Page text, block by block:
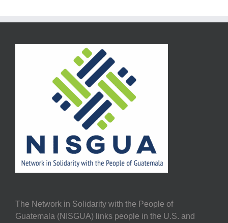
The Network in Solidarity with the People of
Guatemala (NISGUA) links people in the U.S. and